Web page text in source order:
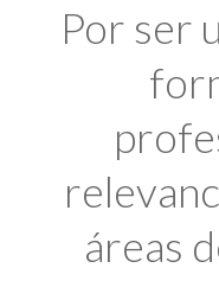
Por ser
áreas